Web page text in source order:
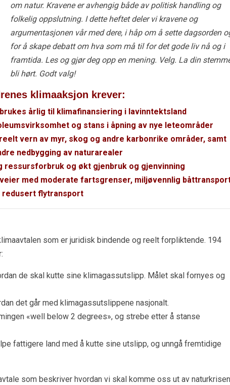
om natur. Kravene er avhengig både av politisk handling og
folkelig oppslutning. I dette heftet deler vi kravene og
argumentasjonen vår med dere, i håp om å sette dagsorden
for å skape debatt om hva som må til for det gode liv nå og i
framtida. Les og gjør deg opp en mening. Velg. La din
bli hørt. Godt valg!
klimaaksjon krever:
årlig til klimafinansiering i lavinntektsland
og stans i åpning av nye leteområder
vern av myr, skog og andre karbonrike områder, samt
nedbygging av naturarealer
og økt gjenbruk og gjenvinning
med moderate fartsgrenser, miljøvennlig
redusert flytransport
som er juridisk bindende og reelt forpliktende. 194
de skal kutte sine klimagassutslipp. Målet skal fornyes og
det går med klimagassutslippene nasjonalt.
«well below 2 degrees», og strebe etter å stanse
fattigere land med å kutte sine utslipp, og unngå fremtidige
som beskriver hvordan vi skal komme oss ut av naturkrisen